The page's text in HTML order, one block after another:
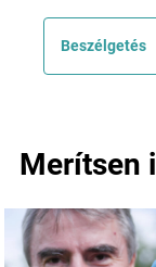
Beszélgetés
Merítsen